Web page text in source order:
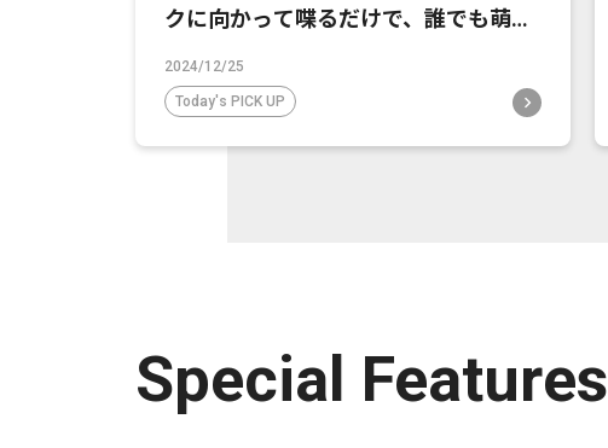
クに向かって喋るだけで、誰でも萌え
2024/12/25
Today's PICK UP
Special Features